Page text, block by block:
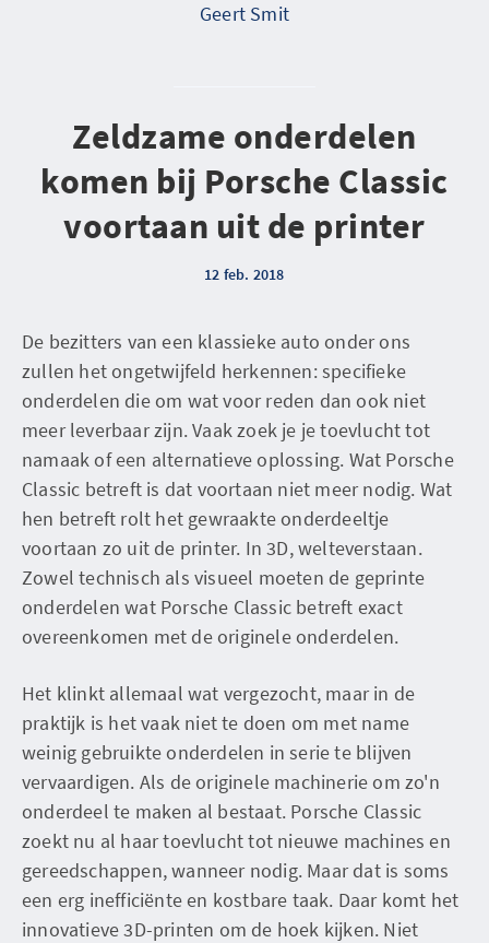
Geert Smit
Zeldzame onderdelen
komen bij Porsche Classic
voortaan uit de printer
12 feb. 2018
De bezitters van een klassieke auto onder ons
zullen het ongetwijfeld herkennen: specifieke
onderdelen die om wat voor reden dan ook niet
meer leverbaar zijn. Vaak zoek je je toevlucht tot
namaak of een alternatieve oplossing. Wat Porsche
Classic betreft is dat voortaan niet meer nodig. Wat
hen betreft rolt het gewraakte onderdeeltje
voortaan zo uit de printer. In 3D, welteverstaan.
Zowel technisch als visueel moeten de geprinte
onderdelen wat Porsche Classic betreft exact
overeenkomen met de originele onderdelen.
Het klinkt allemaal wat vergezocht, maar in de
praktijk is het vaak niet te doen om met name
weinig gebruikte onderdelen in serie te blijven
vervaardigen. Als de originele machinerie om zo'n
onderdeel te maken al bestaat. Porsche Classic
zoekt nu al haar toevlucht tot nieuwe machines en
gereedschappen, wanneer nodig. Maar dat is soms
een erg inefficiënte en kostbare taak. Daar komt het
innovatieve 3D-printen om de hoek kijken. Niet